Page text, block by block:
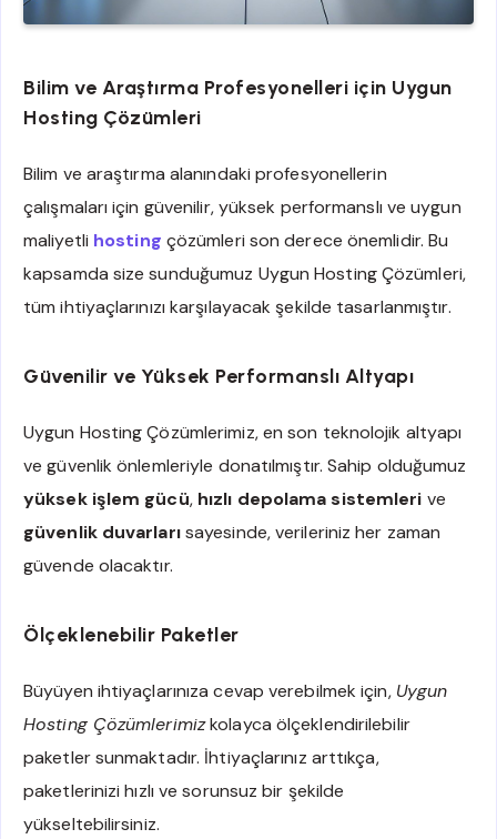
Bilim ve Araştırma Profesyonelleri için Uygun
Hosting Çözümleri
Bilim ve araştırma alanındaki profesyonellerin
çalışmaları için güvenilir, yüksek performanslı ve uygun
maliyetli hosting çözümleri son derece önemlidir. Bu
kapsamda size sunduğumuz Uygun Hosting Çözümleri,
tüm ihtiyaçlarınızı karşılayacak şekilde tasarlanmıştır.
Güvenilir ve Yüksek Performanslı Altyapı
Uygun Hosting Çözümlerimiz, en son teknolojik altyapı
ve güvenlik önlemleriyle donatılmıştır. Sahip olduğumuz
yüksek işlem gücü, hızlı depolama sistemleri ve
güvenlik duvarlarısayesinde, verileriniz her zaman
güvende olacaktır.
Ölçeklenebilir Paketler
Büyüyen ihtiyaçlarınıza cevap verebilmek için, Uygun
Hosting Çözümlerimizkolayca ölçeklendirilebilir
paketler sunmaktadır. İhtiyaçlarınız arttıkça,
paketlerinizi hızlı ve sorunsuz bir şekilde
yükseltebilirsiniz.